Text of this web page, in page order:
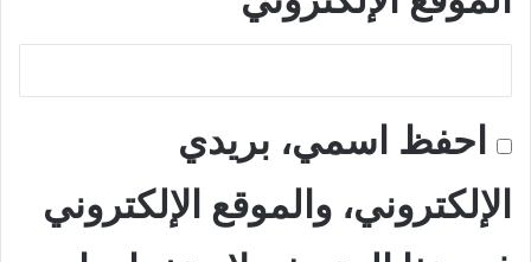
احفظ اسمي، بريدي
الإلكتروني، والموقع الإلكتروني